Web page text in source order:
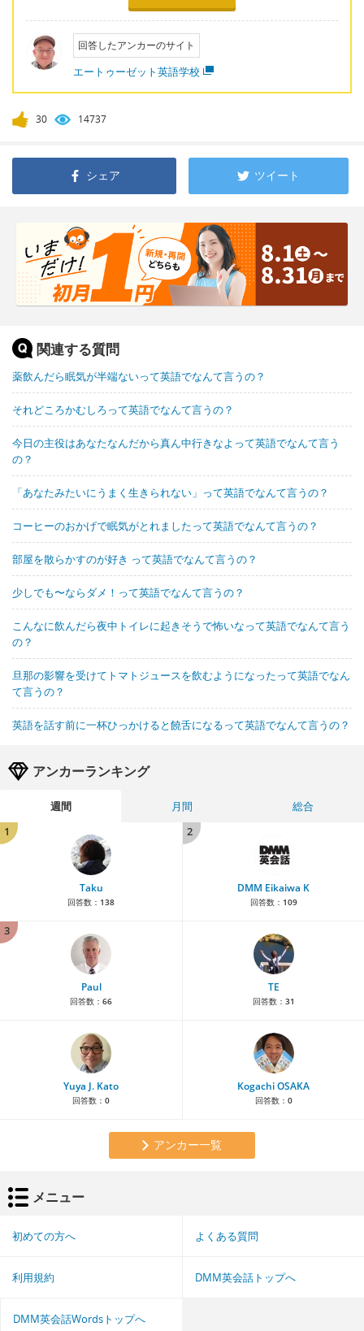
回答したアンカーのサイト
エートゥーゼット英語学校
30 14737
シェア ツイート
関連する質問
薬飲んだら眠気が半端ないって英語でなんて言うの？
それどころかむしろって英語でなんて言うの？
今日の主役はあなたなんだから真ん中行きなよって英語でなんて言う
の？
「あなたみたいにうまく生きられない」って英語でなんて言うの？
コーヒーのおかげで眠気がとれましたって英語でなんて言うの？
部屋を散らかすのが好き って英語でなんて言うの？
少しでも〜ならダメ！って英語でなんて言うの？
こんなに飲んだら夜中トイレに起きそうで怖いなって英語でなんて言う
の？
旦那の影響を受けてトマトジュースを飲むようになったって英語でなん
て言うの？
英語を話す前に一杯ひっかけると饒舌になるって英語でなんて言うの？
アンカーランキング
週間 月間
総合
1
Taku
回答数： 138
2
DMM Eikaiwa K
回答数： 109
3
Paul
回答数： 66
TE
回答数： 31
Yuya J. Kato
回答数： 0
Kogachi OSAKA
回答数： 0
アンカー一覧
メニュー
初めての方へ よくある質問
利用規約 DMM英会話トップへ
DMM英会話Wordsトップへ